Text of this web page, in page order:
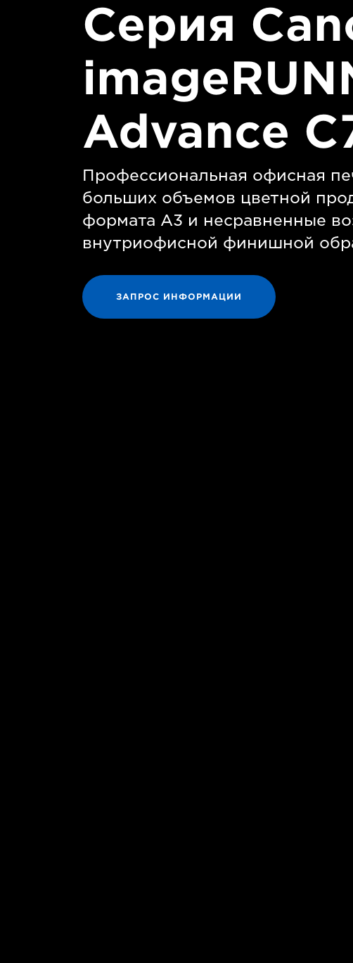
Серия
Advance
Профессиональная офисная
больших объемов цветной
формата A3 и несравненные
внутриофисной финишной
ЗАПРОС ИНФОРМАЦИИ